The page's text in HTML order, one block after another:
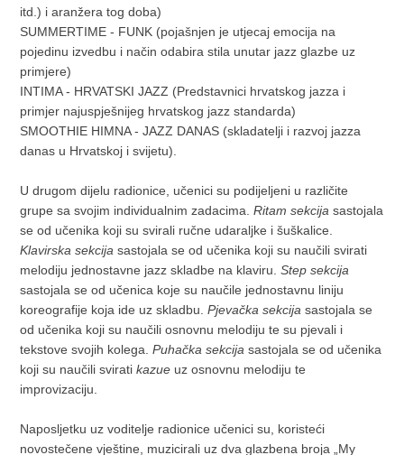
itd.) i aranžera tog doba)
SUMMERTIME - FUNK (pojašnjen je utjecaj emocija na
pojedinu izvedbu i način odabira stila unutar jazz glazbe uz
primjere)
INTIMA - HRVATSKI JAZZ (Predstavnici hrvatskog jazza i
primjer najuspješnijeg hrvatskog jazz standarda)
SMOOTHIE HIMNA - JAZZ DANAS (skladatelji i razvoj jazza
danas u Hrvatskoj i svijetu).
U drugom dijelu radionice, učenici su podijeljeni u različite
grupe sa svojim individualnim zadacima.Ritam sekcija sastojala
se od učenika koji su svirali ručne udaraljke i šuškalice.
Klavirska sekcija sastojala se od učenika koji su naučili svirati
melodiju jednostavne jazz skladbe na klaviru.Step sekcija
sastojala se od učenica koje su naučile jednostavnu liniju
koreografije koja ide uz skladbu.Pjevačka sekcija sastojala se
od učenika koji su naučili osnovnu melodiju te su pjevali i
tekstove svojih kolega.Puhačka sekcija sastojala se od učenika
koji su naučili sviratikazue uz osnovnu melodiju te
improvizaciju.
Naposljetku uz voditelje radionice učenici su, koristeći
novostečene vještine, muzicirali uz dva glazbena broja „My